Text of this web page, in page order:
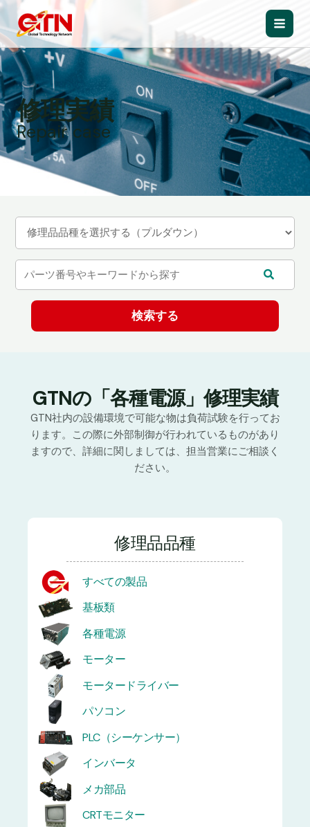
内
容
を
ス
キ
ッ
プ
Main
修理実績
Repair case
GTNの「各種電源」修理実績
GTN社内の設備環境で可能な物は負荷試験を行ってお
ります。この際に外部制御が行われているものがあり
ますので、詳細に関しましては、担当営業にご相談く
ださい。
修理品品種
すべての製品
基板類
各種電源
モーター
モータードライバー
パソコン
PLC（シーケンサー）
インバータ
メカ部品
CRTモニター